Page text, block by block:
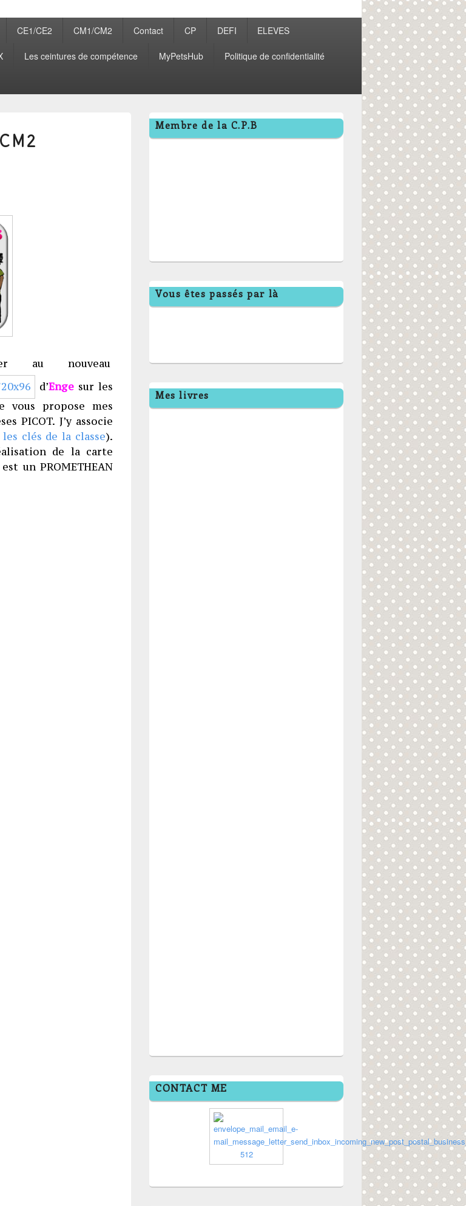
CE1/CE2 CM1/CM2 Contact CP DEFI ELEVES
Les ceintures de compétence MyPetsHub Politique de confidentialité
au nouveau
d’Enge sur les
vous propose mes
PICOT. J’y associe
les clés de la classe).
de la carte
un PROMETHEAN
Zone
principale
de
Membre de la C.P.B
Vous êtes passés par là
Mes livres
CONTACT ME